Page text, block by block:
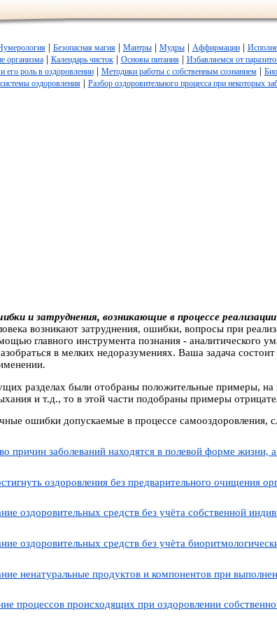
| Безопасная магия| Мантры| Мудры| Аффирмации|
организма| Календарь чисток| Основы питания| Избавляемся от
его роль в оздоровлении| Методики работы с собственным сознанием|
оздоровления| Разбор оздоровительного процесса при некоторых
и затруднения, возникающие в процессе
возникают затруднения, ошибки, вопросы при
главного инструмента познания - аналитического
в мелких недоразумениях. Ваша задача
разделах были отобраны положительные примеры,
и т.д., то в этой части подобраны примеры
ошибки допускаемые в процессе самооздоровления,
причин заболеваний находятся в полевой форме жизни, а
оздоровления без предварительного очищения
оздоровительных средств без учёта собственной
оздоровительных средств без учёта
ненатуральные продуктов и компонентов при
процессов происходящих при оздоровлении